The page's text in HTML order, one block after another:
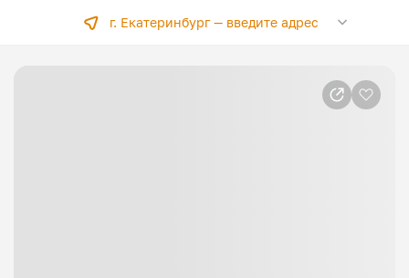
г. Екатеринбург —введите адрес